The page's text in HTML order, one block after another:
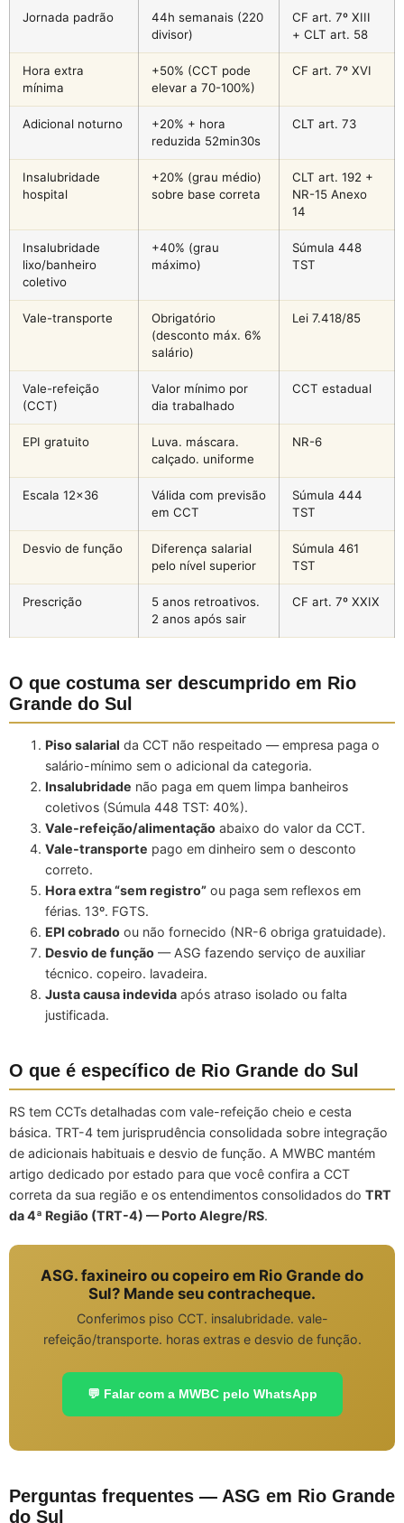
Jornada padrão
44h semanais (220
divisor)
CF art. 7º XIII
+ CLT art. 58
Hora extra
mínima
+50% (CCT pode
elevar a 70-100%)
CF art. 7º XVI
Adicional noturno
+20% + hora
reduzida 52min30s
CLT art. 73
Insalubridade
hospital
+20% (grau médio)
sobre base correta
CLT art. 192 +
NR-15 Anexo
14
Insalubridade
lixo/banheiro
coletivo
+40% (grau
máximo)
Súmula 448
TST
Vale-transporte
Obrigatório
(desconto máx. 6%
salário)
Lei 7.418/85
Vale-refeição
(CCT)
Valor mínimo por
dia trabalhado
CCT estadual
EPI gratuito
Luva. máscara.
calçado. uniforme
NR-6
Escala 12×36
Válida com previsão
em CCT
Súmula 444
TST
Desvio de função
Diferença salarial
pelo nível superior
Súmula 461
TST
Prescrição
5 anos retroativos.
2 anos após sair
CF art. 7º XXIX
O que costuma ser descumprido em Rio
Grande do Sul
Piso salarial da CCT não respeitado — empresa paga o
salário-mínimo sem o adicional da categoria.
Insalubridade não paga em quem limpa banheiros
coletivos (Súmula 448 TST: 40%).
Vale-refeição/alimentação abaixo do valor da CCT.
Vale-transporte pago em dinheiro sem o desconto
correto.
Hora extra “sem registro” ou paga sem reflexos em
férias. 13º. FGTS.
EPI cobrado ou não fornecido (NR-6 obriga gratuidade).
Desvio de função — ASG fazendo serviço de auxiliar
técnico. copeiro. lavadeira.
Justa causa indevida após atraso isolado ou falta
justificada.
O que é específico de Rio Grande do Sul
RS tem CCTs detalhadas com vale-refeição cheio e cesta
básica. TRT-4 tem jurisprudência consolidada sobre integração
de adicionais habituais e desvio de função. A MWBC mantém
artigo dedicado por estado para que você confira a CCT
correta da sua região e os entendimentos consolidados do TRT
da 4ª Região (TRT-4) — Porto Alegre/RS.
ASG. faxineiro ou copeiro em Rio Grande do
Sul? Mande seu contracheque.
Conferimos piso CCT. insalubridade. vale-
refeição/transporte. horas extras e desvio de função.
💬 Falar com a MWBC pelo WhatsApp
Perguntas frequentes — ASG em Rio Grande
do Sul